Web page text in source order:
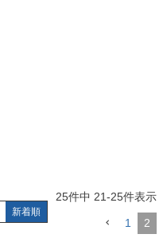
新着順
25件中 21-25件表示
1 2